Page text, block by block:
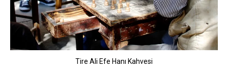
Tire Ali Efe Hanı Kahvesi